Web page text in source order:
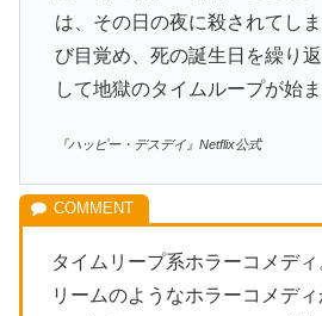
は、その日の夜に殺されてし
び目覚め、死の誕生日を繰り
して地獄のタイムループが始ま
『ハッピー・デスデイ』Netflix公式
タイムリープ系ホラーコメデ
リームのようなホラーコメデ